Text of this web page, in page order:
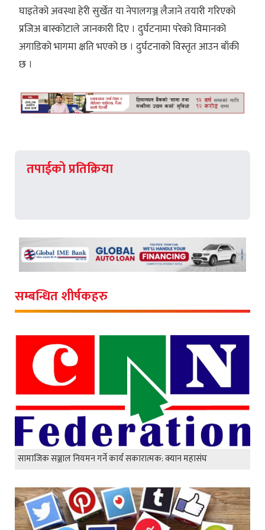
घाइतेको अवस्था हेरी सुर्खेत या नेपालगञ्ज लैजाने तयारी गरिएको
प्रजिअ बास्कोटाले जानकारी दिए । दुर्घटनामा परेको विमानको
अगाडिको भागमा क्षति भएको छ । दुर्घटनाको विस्तृत आउन बाँकी
छ ।
तपाईको प्रतिक्रिया
सम्बन्धित शीर्षकहरु
सामाजिक सञ्जाल नियमन गर्ने कार्य सकारात्मक: क्यान महासंघ